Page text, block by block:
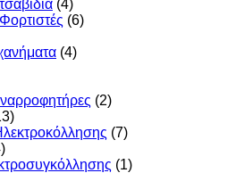
(4)
(6)
(4)
(2)
(7)
(1)